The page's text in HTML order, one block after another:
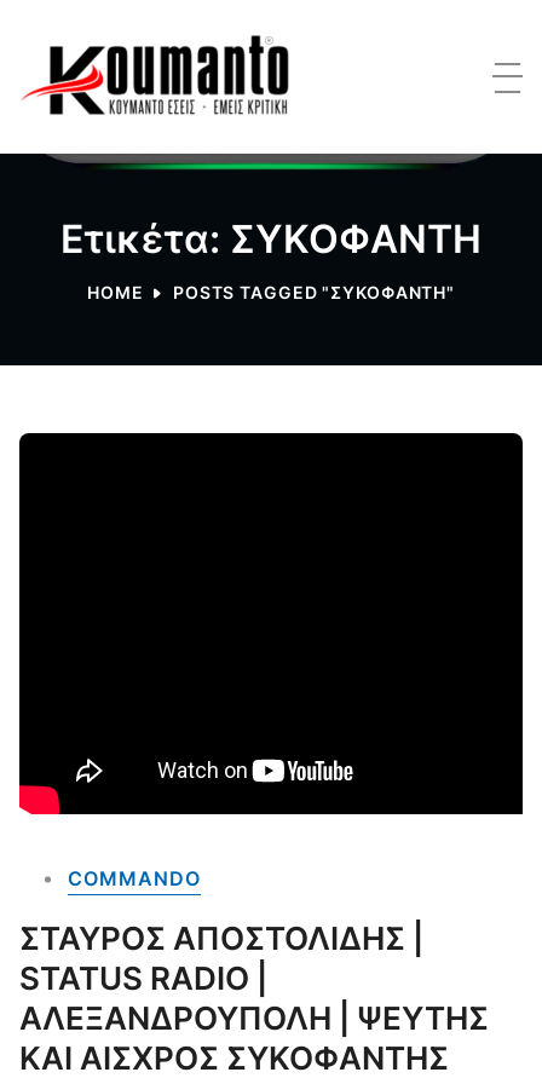
Ετικέτα: ΣΥΚΟΦΑΝΤΗ
HOME POSTS TAGGED "ΣΥΚΟΦΑΝΤΗ"
COMMANDO
ΣΤΑΥΡΟΣ ΑΠΟΣΤΟΛΙΔΗΣ |
STATUS RADIO |
ΑΛΕΞΑΝΔΡΟΥΠΟΛΗ | ΨΕΥΤΗΣ
ΚΑΙ ΑΙΣΧΡΟΣ ΣΥΚΟΦΑΝΤΗΣ